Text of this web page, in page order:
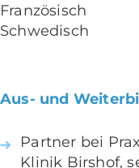
Französisch
Schwedisch
Aus- und
Partner bei
Klinik Birshof,